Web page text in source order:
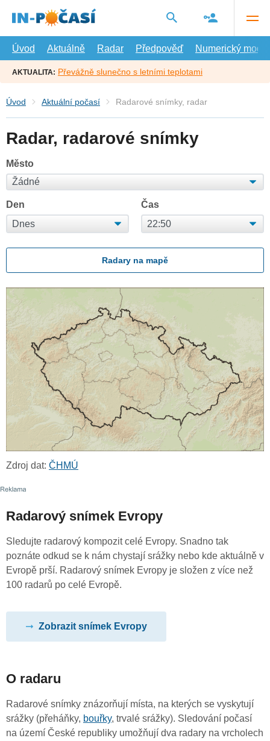
hlavní
Úvod
Aktuálně Radar Předpověď Numerický model
AKTUALITA: Převážně slunečno s letními teplotami
Úvod Aktuální počasí Radarové snímky, radar
Radar, radarové snímky
Město
Den Čas
Radary na mapě
Zdroj dat: ČHMÚ
Radarový snímek Evropy
Sledujte radarový kompozit celé Evropy. Snadno tak
poznáte odkud se k nám chystají srážky nebo kde aktuálně v
Evropě prší. Radarový snímek Evropy je složen z více než
100 radarů po celé Evropě.
Zobrazit snímek Evropy
O radaru
Radarové snímky znázorňují místa, na kterých se vyskytují
srážky (přeháňky, bouřky, trvalé srážky). Sledování počasí
na území České republiky umožňují dva radary na vrcholech